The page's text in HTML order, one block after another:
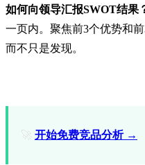
如何向领导汇报SWOT结果
一页内。聚焦前3个优势和
而不只是发现。
🚀 开始免费竞品分析 →